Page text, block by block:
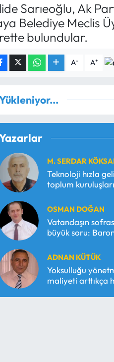
Sarıeoğlu, Ak
Belediye Meclis
bulundular.
A- A+
M. SERDAR
Teknoloji hızla
toplum kuruluşları
OSMAN DOĞAN
Vatandaşın
büyük soru:
ADNAN KÜTÜK
Yoksulluğu
maliyeti arttıkça